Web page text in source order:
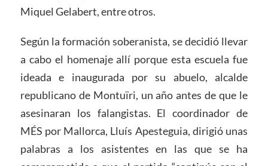
Miquel Gelabert, entre otros.
Según la formación soberanista, se decidió llevar
a cabo el homenaje allí porque esta escuela fue
ideada e inaugurada por su abuelo, alcalde
republicano de Montuïri, un año antes de que le
asesinaran los falangistas. El coordinador de
MÉS por Mallorca, Lluís Apesteguia, dirigió unas
palabras a los asistentes en las que se ha